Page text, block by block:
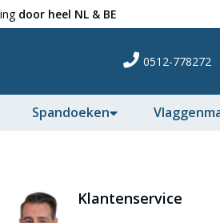
door heel NL & BE
0512-778272
Spandoeken
Klantenservice